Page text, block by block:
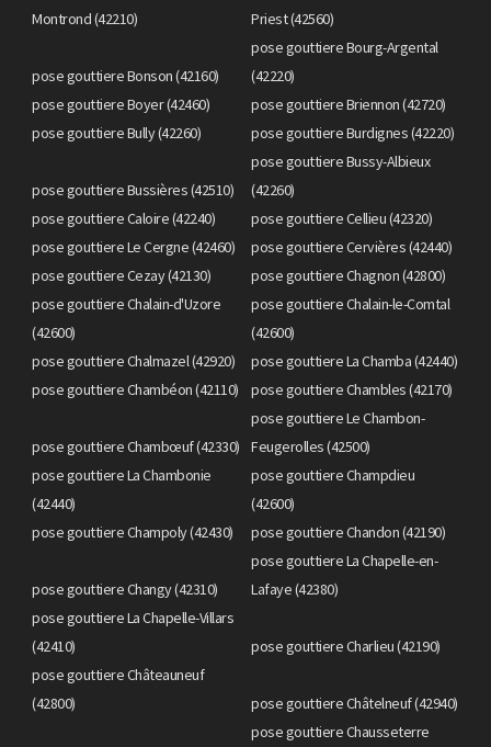
Montrond (42210)
Priest (42560)
pose gouttiere Bonson (42160)
pose gouttiere Bourg-Argental
(42220)
pose gouttiere Boyer (42460)
pose gouttiere Briennon (42720)
pose gouttiere Bully (42260)
pose gouttiere Burdignes (42220)
pose gouttiere Bussières (42510)
pose gouttiere Bussy-Albieux
(42260)
pose gouttiere Caloire (42240)
pose gouttiere Cellieu (42320)
pose gouttiere Le Cergne (42460)
pose gouttiere Cervières (42440)
pose gouttiere Cezay (42130)
pose gouttiere Chagnon (42800)
pose gouttiere Chalain-d'Uzore
(42600)
pose gouttiere Chalain-le-Comtal
(42600)
pose gouttiere Chalmazel (42920)
pose gouttiere La Chamba (42440)
pose gouttiere Chambéon (42110)
pose gouttiere Chambles (42170)
pose gouttiere Chambœuf (42330)
pose gouttiere Le Chambon-
Feugerolles (42500)
pose gouttiere La Chambonie
(42440)
pose gouttiere Champdieu
(42600)
pose gouttiere Champoly (42430)
pose gouttiere Chandon (42190)
pose gouttiere Changy (42310)
pose gouttiere La Chapelle-en-
Lafaye (42380)
pose gouttiere La Chapelle-Villars
(42410)
pose gouttiere Charlieu (42190)
pose gouttiere Châteauneuf
(42800)
pose gouttiere Châtelneuf (42940)
pose gouttiere Chausseterre